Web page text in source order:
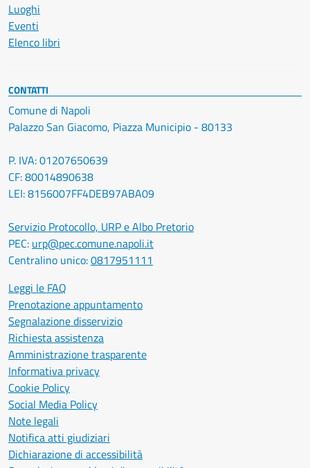
Luoghi
Eventi
Elenco libri
CONTATTI
Comune di Napoli
Palazzo San Giacomo, Piazza Municipio - 80133
P. IVA: 01207650639
CF: 80014890638
LEI: 8156007FF4DEB97ABA09
Servizio Protocollo, URP e Albo Pretorio
PEC: urp@pec.comune.napoli.it
Centralino unico:0817951111
Leggi le FAQ
Prenotazione appuntamento
Segnalazione disservizio
Richiesta assistenza
Amministrazione trasparente
Informativa privacy
Cookie Policy
Social Media Policy
Note legali
Notifica atti giudiziari
Dichiarazione di accessibilità